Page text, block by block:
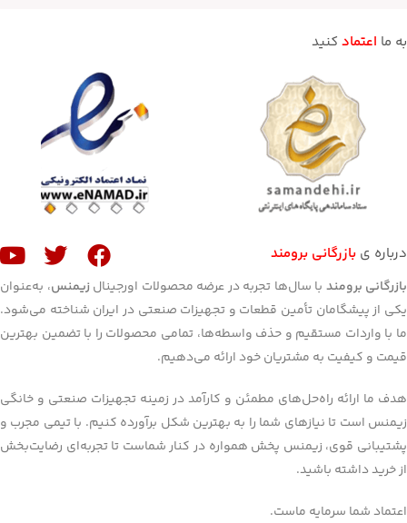
درباره ی بازرگانی برومند
بازرگانی برومند با سال‌ها تجربه در عرضه محصولات اورجینال زیمنس، به‌عنوان
یکی از پیشگامان تأمین قطعات و تجهیزات صنعتی در ایران شناخته می‌شود.
ما با واردات مستقیم و حذف واسطه‌ها، تمامی محصولات را با تضمین بهترین
قیمت و کیفیت به مشتریان خود ارائه می‌دهیم.
هدف ما ارائه راه‌حل‌های مطمئن و کارآمد در زمینه تجهیزات صنعتی و خانگی
زیمنس است تا نیازهای شما را به بهترین شکل برآورده کنیم. با تیمی مجرب و
پشتیبانی قوی، زیمنس پخش همواره در کنار شماست تا تجربه‌ای رضایت‌بخش
از خرید داشته باشید.
اعتماد شما سرمایه ماست.
به ما اعتماد کنید